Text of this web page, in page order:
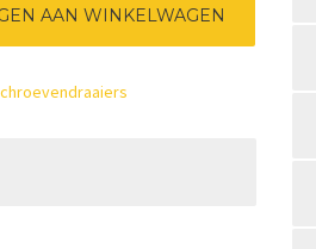
AAN WINKELWAGEN